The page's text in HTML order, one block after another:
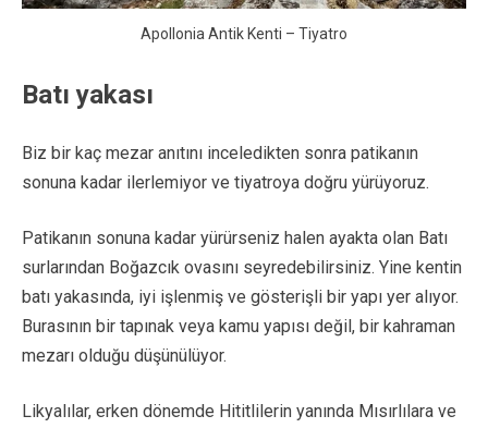
Apollonia Antik Kenti – Tiyatro
Batı yakası
Biz bir kaç mezar anıtını inceledikten sonra patikanın
sonuna kadar ilerlemiyor ve tiyatroya doğru yürüyoruz.
Patikanın sonuna kadar yürürseniz halen ayakta olan Batı
surlarından Boğazcık ovasını seyredebilirsiniz. Yine kentin
batı yakasında, iyi işlenmiş ve gösterişli bir yapı yer alıyor.
Burasının bir tapınak veya kamu yapısı değil, bir kahraman
mezarı olduğu düşünülüyor.
Likyalılar, erken dönemde Hititlilerin yanında Mısırlılara ve